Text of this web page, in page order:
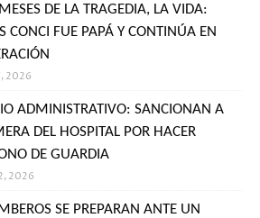
DE LA TRAGEDIA, LA VIDA:
CONCI FUE PAPÁ Y CONTINÚA EN
2026
ADMINISTRATIVO: SANCIONAN A
DEL HOSPITAL POR HACER
DE GUARDIA
2026
SE PREPARAN ANTE UN